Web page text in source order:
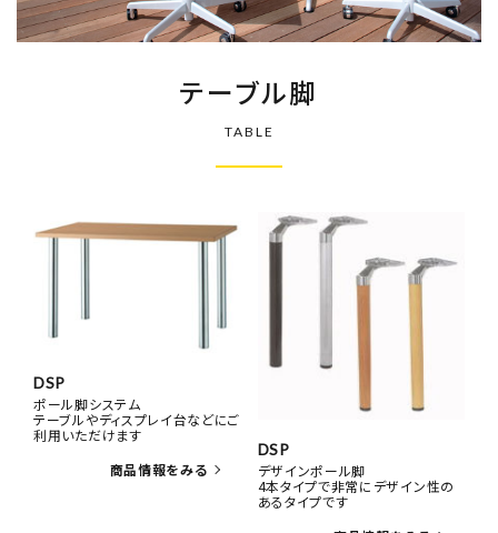
テーブル脚
TABLE
DSP
ポール脚システム
テーブルやディスプレイ台などにご
利用いただけます
DSP
デザインポール脚
4本タイプで非常にデザイン性の
あるタイプです